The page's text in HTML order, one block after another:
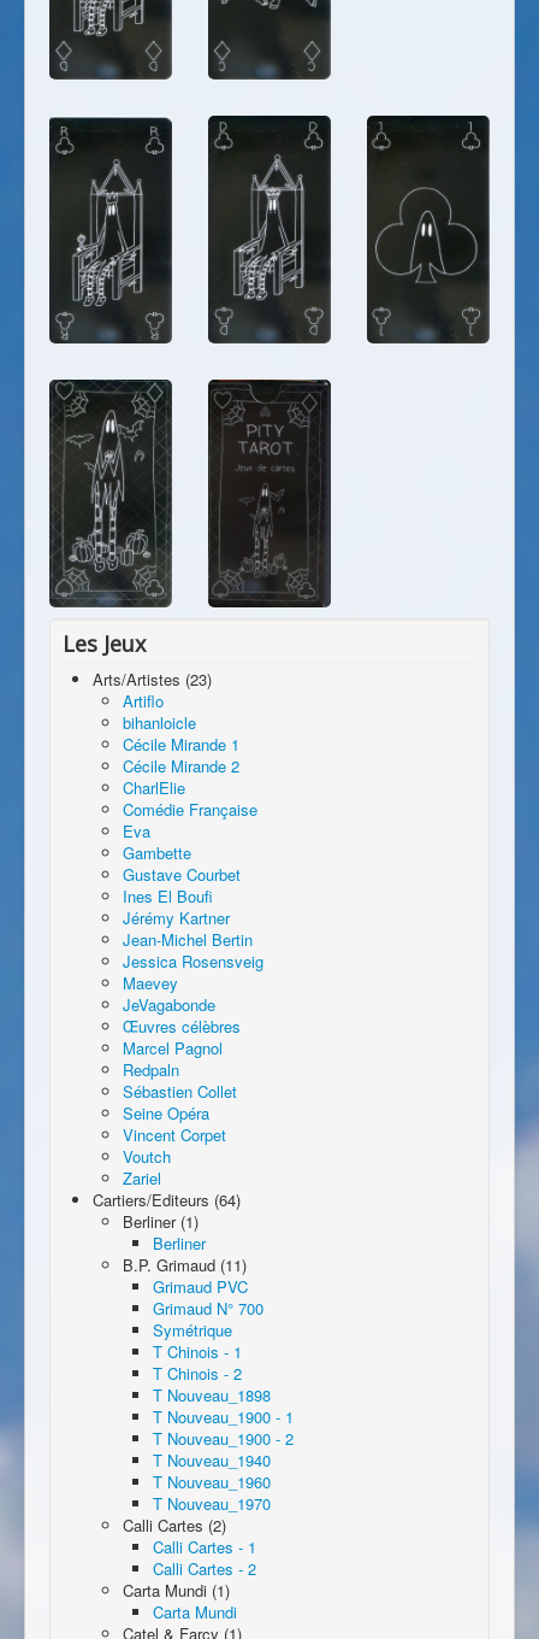
Les Jeux
Arts/Artistes (23)
Artiflo
bihanloicle
Cécile Mirande 1
Cécile Mirande 2
CharlElie
Comédie Française
Eva
Gambette
Gustave Courbet
Ines El Boufi
Jérémy Kartner
Jean-Michel Bertin
Jessica Rosensveig
Maevey
JeVagabonde
Œuvres célèbres
Marcel Pagnol
Redpaln
Sébastien Collet
Seine Opéra
Vincent Corpet
Voutch
Zariel
Cartiers/Editeurs (64)
Berliner (1)
Berliner
B.P. Grimaud (11)
Grimaud PVC
Grimaud N° 700
Symétrique
T Chinois - 1
T Chinois - 2
T Nouveau_1898
T Nouveau_1900 - 1
T Nouveau_1900 - 2
T Nouveau_1940
T Nouveau_1960
T Nouveau_1970
Calli Cartes (2)
Calli Cartes - 1
Calli Cartes - 2
Carta Mundi (1)
Carta Mundi
Catel & Farcy (1)